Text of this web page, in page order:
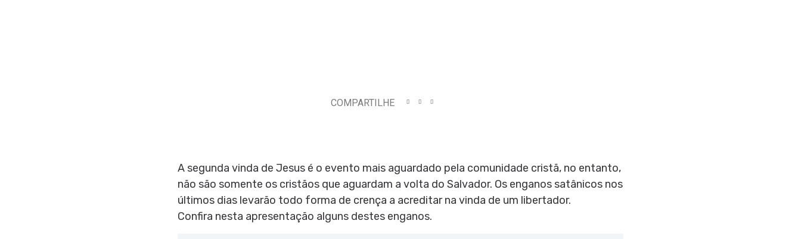
COMPARTILHE
A segunda vinda de Jesus é o evento mais aguardado pela comunidade cristã, no entanto,
não são somente os cristãos que aguardam a volta do Salvador. Os enganos satânicos nos
últimos dias levarão todo forma de crença a acreditar na vinda de um libertador.
Confira nesta apresentação alguns destes enganos.